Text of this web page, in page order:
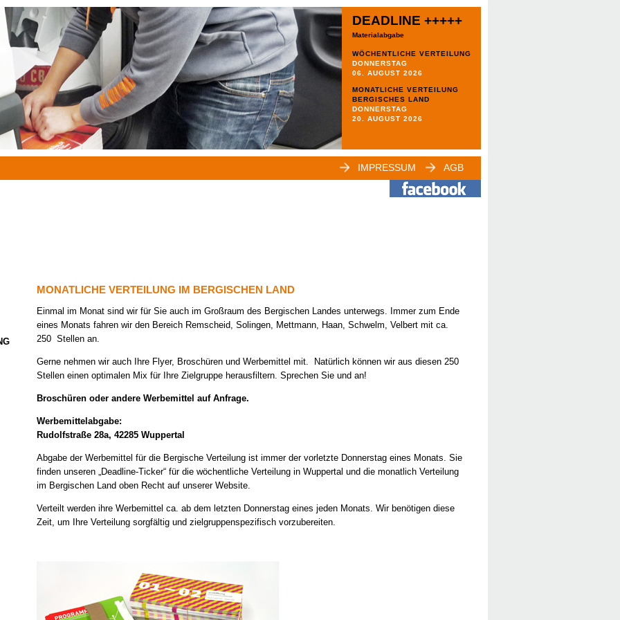
DEADLINE +++++
Materialabgabe
WÖCHENTLICHE VERTEILUNG
DONNERSTAG
06. AUGUST 2026
MONATLICHE VERTEILUNG
BERGISCHES LAND
DONNERSTAG
20. AUGUST 2026
IMPRESSUM AGB
MONATLICHE VERTEILUNG IM BERGISCHEN LAND
Einmal im Monat sind wir für Sie auch im Großraum des Bergischen Landes unterwegs. Immer zum Ende
eines Monats fahren wir den Bereich Remscheid, Solingen, Mettmann, Haan, Schwelm, Velbert mit ca.
250 Stellen an.
Gerne nehmen wir auch Ihre Flyer, Broschüren und Werbemittel mit. Natürlich können wir aus diesen 250
Stellen einen optimalen Mix für Ihre Zielgruppe herausfiltern. Sprechen Sie und an!
Broschüren oder andere Werbemittel auf Anfrage.
Werbemittelabgabe:
Rudolfstraße 28a, 42285 Wuppertal
Abgabe der Werbemittel für die Bergische Verteilung ist immer der vorletzte Donnerstag eines Monats. Sie
finden unseren „Deadline-Ticker“ für die wöchentliche Verteilung in Wuppertal und die monatlich Verteilung
im Bergischen Land oben Recht auf unserer Website.
Verteilt werden ihre Werbemittel ca. ab dem letzten Donnerstag eines jeden Monats. Wir benötigen diese
Zeit, um Ihre Verteilung sorgfältig und zielgruppenspezifisch vorzubereiten.